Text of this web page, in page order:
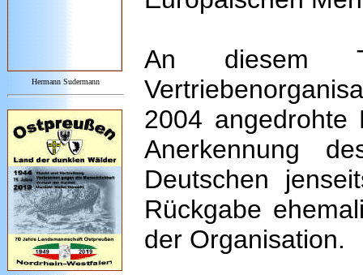
Hermann Sudermann
An diesem
2004
Anerkennung
Deutschen
Rückgabe
der Organisation.